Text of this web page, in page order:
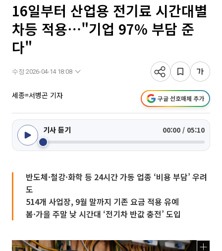
16일부터 산업용 전기료 시간대별
차등 적용⋯"기업 97% 부담 준
다"
수정 2026-04-14 18:08
세종=서병곤 기자 구글 선호매체 추가
기사 듣기 00:00 / 05:10
반도체·철강·화학 등 24시간 가동 업종 ‘비용 부담’ 우려
도
514개 사업장, 9월 말까지 기존 요금 적용 유예
봄·가을 주말 낮 시간대 ‘전기차 반값 충전’ 도입